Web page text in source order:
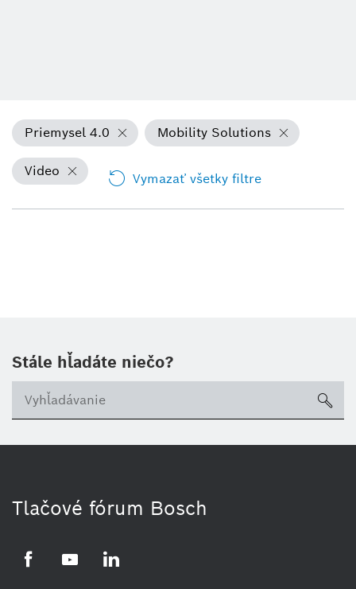
Priemysel 4.0 Mobility Solutions
Video Vymazať všetky filtre
Stále hľadáte niečo?
Tlačové fórum Bosch